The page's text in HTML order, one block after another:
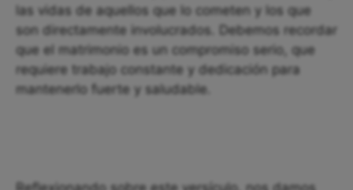
las vidas de aquellos que lo cometen y los que
son directamente involucrados. Debemos recordar
que el matrimonio es un compromiso serio, que
requiere trabajo constante y dedicación para
mantenerlo fuerte y saludable.